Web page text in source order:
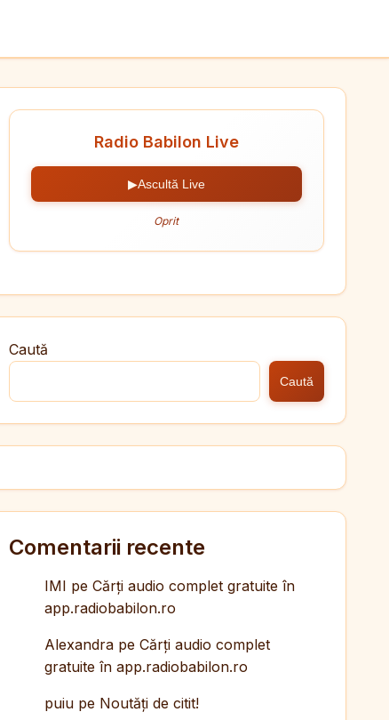
Radio Babilon Live
▶Ascultă Live
Oprit
Caută
Caută
Comentarii recente
IMI pe Cărți audio complet gratuite în
app.radiobabilon.ro
Alexandrape Cărți audio complet
gratuite în app.radiobabilon.ro
puiupe Noutăți de citit!